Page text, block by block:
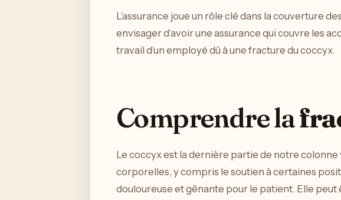
L’assurance joue un rôle clé dans la couverture
envisager d’avoir une assurance qui couvre les
travail d’un employé dû à une fracture du coccyx.
Comprendre la
Le coccyx est la dernière partie de notre
corporelles, y compris le soutien à certaines
douloureuse et gênante pour le patient. Elle